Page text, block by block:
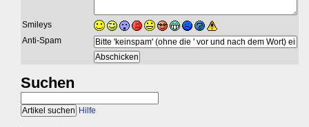
Smileys
Anti-Spam
Suchen
Hilfe